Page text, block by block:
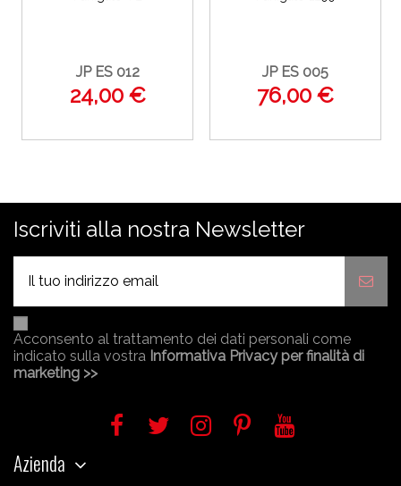
JP ES 012
24,00 €
JP ES 005
76,00 €
Iscriviti alla nostra Newsletter
Acconsento al trattamento dei dati personali come
indicato sulla vostra Informativa Privacy per finalità di
marketing >>
Azienda